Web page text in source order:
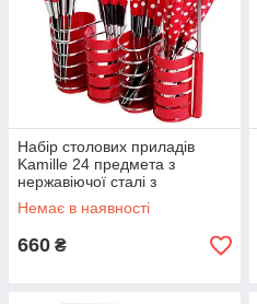
Набір столових приладів
Kamille 24 предмета з
нержавіючої сталі з
пластиковими ручками і
підставкою KM-5240
Немає в наявності
660 ₴